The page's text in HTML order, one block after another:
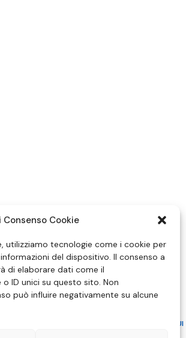
Cookie
utilizziamo tecnologie come i cookie per
del dispositivo. Il consenso a
di elaborare dati come il
ID unici su questo sito. Non
può influire negativamente su alcune
DEL PRINCIPIO DEL PLURALISMO, DI CUI